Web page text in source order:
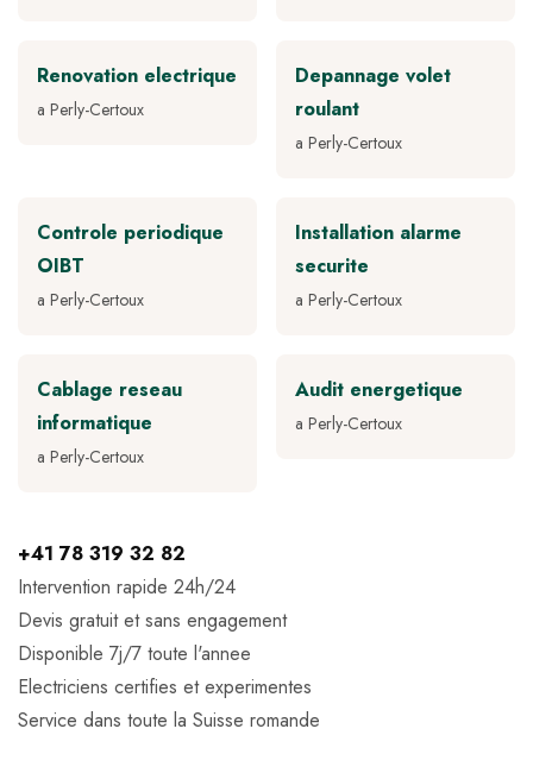
Renovation electrique
a Perly-Certoux
Depannage volet
roulant
a Perly-Certoux
Controle periodique
OIBT
a Perly-Certoux
Installation alarme
securite
a Perly-Certoux
Cablage reseau
informatique
a Perly-Certoux
Audit energetique
a Perly-Certoux
+41 78 319 32 82
Intervention rapide 24h/24
Devis gratuit et sans engagement
Disponible 7j/7 toute l'annee
Electriciens certifies et experimentes
Service dans toute la Suisse romande